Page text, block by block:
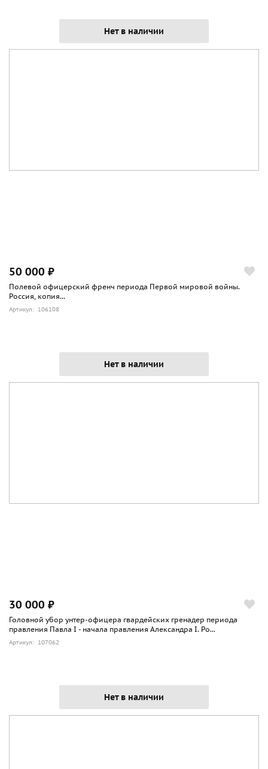
Нет в наличии
50 000 ₽
Полевой офицерский френч периода Первой мировой войны.
Россия, копия...
Артикул: 106108
Нет в наличии
30 000 ₽
Головной убор унтер-офицера гвардейских гренадер периода
правления Павла I - начала правления Александра I. Ро...
Артикул: 107062
Нет в наличии